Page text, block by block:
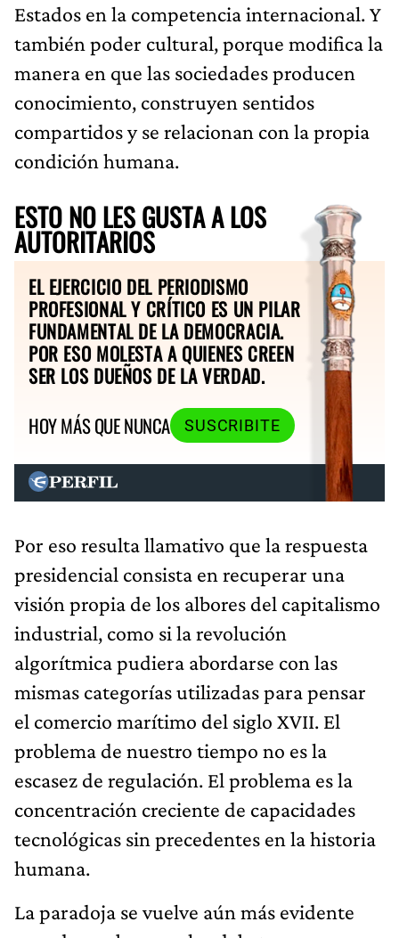
Estados en la competencia internacional. Y
también poder cultural, porque modifica la
manera en que las sociedades producen
conocimiento, construyen sentidos
compartidos y se relacionan con la propia
condición humana.
ESTO NO LES GUSTA A LOS
AUTORITARIOS
EL EJERCICIO DEL PERIODISMO
PROFESIONAL Y CRÍTICO ES UN PILAR
FUNDAMENTAL DE LA DEMOCRACIA.
POR ESO MOLESTA A QUIENES CREEN
SER LOS DUEÑOS DE LA VERDAD.
HOY MÁS QUE NUNCA
SUSCRIBITE
Por eso resulta llamativo que la respuesta
presidencial consista en recuperar una
visión propia de los albores del capitalismo
industrial, como si la revolución
algorítmica pudiera abordarse con las
mismas categorías utilizadas para pensar
el comercio marítimo del siglo XVII. El
problema de nuestro tiempo no es la
escasez de regulación. El problema es la
concentración creciente de capacidades
tecnológicas sin precedentes en la historia
humana.
La paradoja se vuelve aún más evidente